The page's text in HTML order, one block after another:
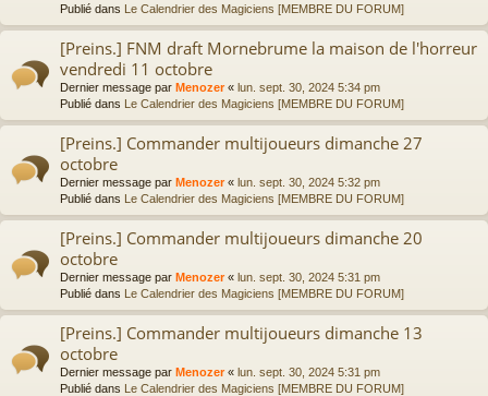
Publié dans Le Calendrier des Magiciens [MEMBRE DU FORUM]
[Preins.] FNM draft Mornebrume la maison de l'horreur
vendredi 11 octobre
Dernier message par Menozer« lun. sept. 30, 2024 5:34 pm
Publié dans Le Calendrier des Magiciens [MEMBRE DU FORUM]
[Preins.] Commander multijoueurs dimanche 27
octobre
Dernier message par Menozer« lun. sept. 30, 2024 5:32 pm
Publié dans Le Calendrier des Magiciens [MEMBRE DU FORUM]
[Preins.] Commander multijoueurs dimanche 20
octobre
Dernier message par Menozer« lun. sept. 30, 2024 5:31 pm
Publié dans Le Calendrier des Magiciens [MEMBRE DU FORUM]
[Preins.] Commander multijoueurs dimanche 13
octobre
Dernier message par Menozer« lun. sept. 30, 2024 5:31 pm
Publié dans Le Calendrier des Magiciens [MEMBRE DU FORUM]